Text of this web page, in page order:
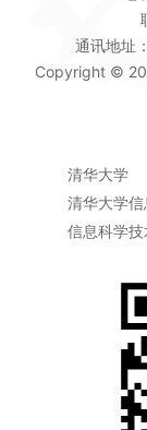
通讯地址
Copyright ©
清华大学
清华大学
信息科学